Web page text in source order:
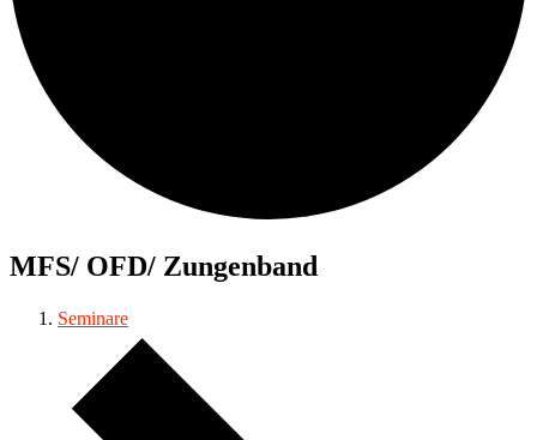
MFS/ OFD/ Zungenband
Seminare